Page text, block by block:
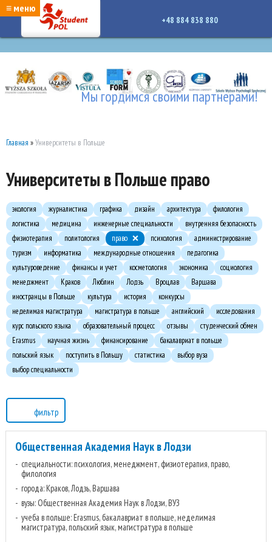
google-site-verification: google7a917c261df1566b.htmlgoogle-site-verification:
google7a917c261df1566b.html
≡ меню
+48 884 838 880
Мы гордимся своими партнерами!
Главная »Университеты в Польше
Университеты в Польше право
экология журналистика графика дизайн архитектура
филология
логистика
медицина инженерные специальности
внутренняя безопасность
физиотерапия
политология право психология
администрирование
туризм
информатика международные отношения
педагогика
культуроведение
финансы и учет косметология экономика
социология
менеджмент
Краков Люблин Лодзь Вроцлав
Варшава
иностранцы в Польше
культура история
конкурсы
неделимая магистратура
магистратура в польше английский
исследования
курс польского языка
образовательный процесс отзывы
студенческий обмен
Erasmus
научная жизнь финансирование
бакалавриат в польше
польский язык
поступить в Польшу статистика
выбор вуза
выбор специальности
фильтр
Общественная Академия Наук в Лодзи
специальности: психология, менеджмент, физиотерапия, право,
филология
города: Краков, Лодзь, Варшава
вузы: Общественная Академия Наук в Лодзи, ВУЗ
учеба в польше: Erasmus, бакалавриат в польше, неделимая
магистратура, польский язык, магистратура в польше